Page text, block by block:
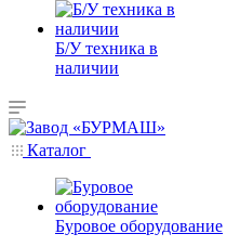
Б/У техника в
наличии
Каталог
Буровое оборудование